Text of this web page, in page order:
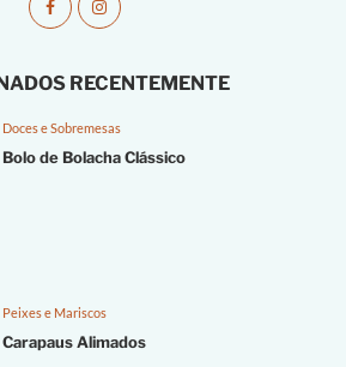
RECENTEMENTE
Doces e Sobremesas
Bolo de Bolacha Clássico
Peixes e Mariscos
Carapaus Alimados